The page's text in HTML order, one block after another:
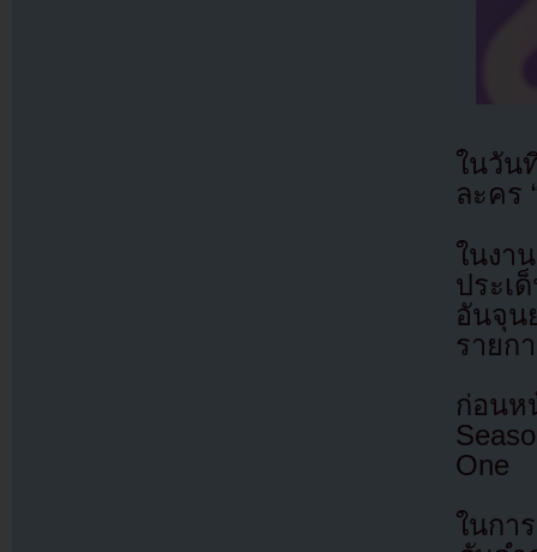
ในวัน
ละคร
ในงา
ประเ
อันจุน
รายก
ก่อนห
One
ในกา